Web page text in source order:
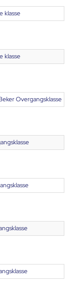
klasse
klasse
Overgangsklasse